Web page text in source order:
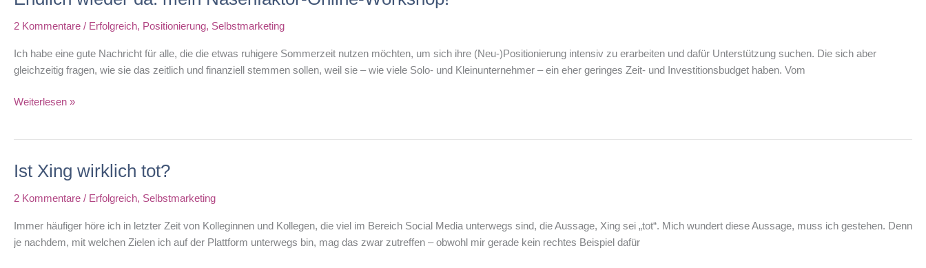
2 Kommentare / Erfolgreich, Positionierung, Selbstmarketing
Ich habe eine gute Nachricht für alle, die die etwas ruhigere Sommerzeit nutzen möchten, um sich ihre (Neu-)Positionierung intensiv zu erarbeiten und dafür Unterstützung suchen. Die sich aber
gleichzeitig fragen, wie sie das zeitlich und finanziell stemmen sollen, weil sie – wie viele Solo- und Kleinunternehmer – ein eher geringes Zeit- und Investitionsbudget haben. Vom
Endlich
Nasenfaktor-
Workshop!
Weiterlesen »
Ist Xing wirklich tot?
2 Kommentare / Erfolgreich, Selbstmarketing
Immer häufiger höre ich in letzter Zeit von Kolleginnen und Kollegen, die viel im Bereich Social Media unterwegs sind, die Aussage, Xing sei „tot“. Mich wundert diese Aussage, muss ich gestehen. Denn
je nachdem, mit welchen Zielen ich auf der Plattform unterwegs bin, mag das zwar zutreffen – obwohl mir gerade kein rechtes Beispiel dafür